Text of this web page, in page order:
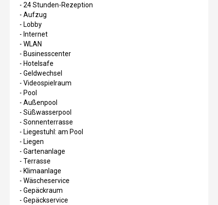
- 24 Stunden-Rezeption
- Aufzug
- Lobby
- Internet
- WLAN
- Businesscenter
- Hotelsafe
- Geldwechsel
- Videospielraum
- Pool
- Außenpool
- Süßwasserpool
- Sonnenterrasse
- Liegestuhl: am Pool
- Liegen
- Gartenanlage
- Terrasse
- Klimaanlage
- Wäscheservice
- Gepäckraum
- Gepäckservice